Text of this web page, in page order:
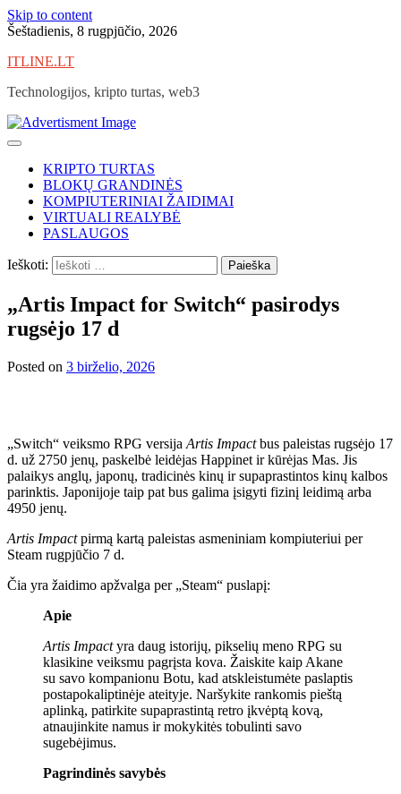
Skip to content
Šeštadienis, 8 rugpjūčio, 2026
ITLINE.LT
Technologijos, kripto turtas, web3
KRIPTO TURTAS
BLOKŲ GRANDINĖS
KOMPIUTERINIAI ŽAIDIMAI
VIRTUALI REALYBĖ
PASLAUGOS
Ieškoti:
„Artis Impact for Switch“ pasirodys
rugsėjo 17 d
Posted on 3 birželio, 2026
„Switch“ veiksmo RPG versija Artis Impactbus paleistas rugsėjo 17
d. už 2750 jenų, paskelbė leidėjas Happinet ir kūrėjas Mas. Jis
palaikys anglų, japonų, tradicinės kinų ir supaprastintos kinų kalbos
parinktis. Japonijoje taip pat bus galima įsigyti fizinį leidimą arba
4950 jenų.
Artis Impactpirmą kartą paleistas asmeniniam kompiuteriui per
Steam rugpjūčio 7 d.
Čia yra žaidimo apžvalga per „Steam“ puslapį:
Apie
Artis Impactyra daug istorijų, pikselių meno RPG su
klasikine veiksmu pagrįsta kova. Žaiskite kaip Akane
su savo kompanionu Botu, kad atskleistumėte paslaptis
postapokaliptinėje ateityje. Naršykite rankomis pieštą
aplinką, patirkite supaprastintą retro įkvėptą kovą,
atnaujinkite namus ir mokykitės tobulinti savo
sugebėjimus.
Pagrindinės savybės